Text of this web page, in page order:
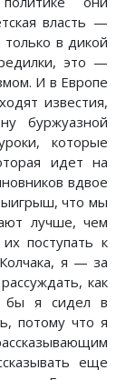
власть —
в дикой
это —
И в Европе
известия,
буржуазной
которые
идет на
вдвое
что мы
лучше, чем
поступать к
я — за
как
бы я сидел в
потому что я
еще